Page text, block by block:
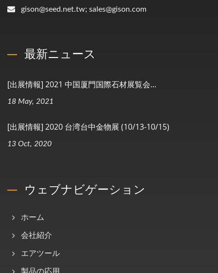
gison@seed.net.tw; sales@gison.com
最新ニュース
[出展情報] 2021 中国厦門国際石材展覧会...
18 May, 2021
[出展情報] 2020 台湾台中金物展 (10/13-10/15)
13 Oct, 2020
ウェブナビゲーション
ホーム
会社紹介
エアツール